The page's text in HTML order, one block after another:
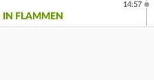
FLAMMEN
14:57